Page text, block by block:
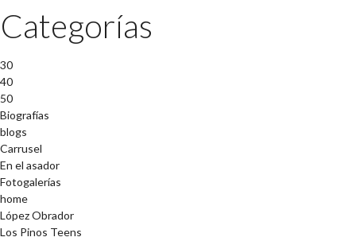
Categorías
30
40
50
Biografías
blogs
Carrusel
En el asador
Fotogalerías
home
López Obrador
Los Pinos Teens